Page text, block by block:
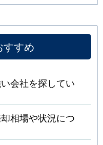
すすめ
会社を探してい
相場や状況につ